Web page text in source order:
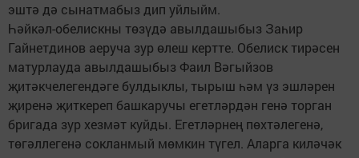
эштә дә сынатмабыз дип уйлыйм.
Һәйкәл-обелискны төзүдә авылдашыбыз Заһир
Гайнетдинов аеруча зур өлеш кертте. Обелиск тирәсен
матурлауда авылдашыбыз Фаил Вәгыйзов
җитәкчелегендәге булдыклы, тырыш һәм үз эшләрен
җиренә җиткереп башкаручы егетләрдән генә торган
бригада зур хезмәт куйды. Егетләрнең пөхтәлегенә,
төгәллегенә сокланмый мөмкин түгел. Аларга киләчәк